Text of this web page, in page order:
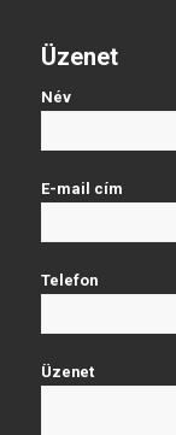
Üzenet
Név
E-mail cím
Telefon
Üzenet